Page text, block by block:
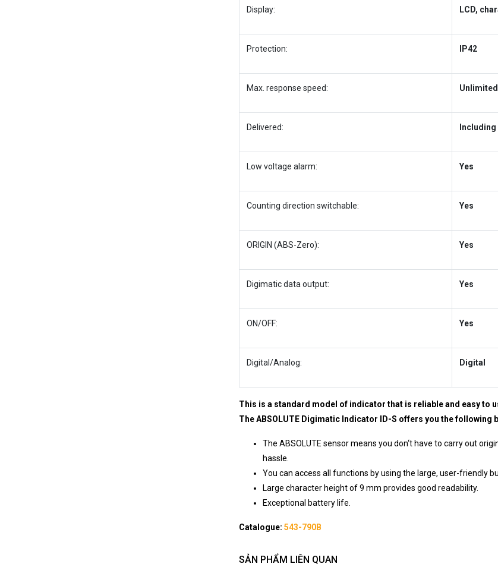
Display: LCD,
Protection: IP42
Max. response speed: Unlimited
Delivered: Including
Low voltage alarm: Yes
Counting direction switchable: Yes
ORIGIN (ABS-Zero): Yes
Digimatic data output: Yes
ON/OFF: Yes
Digital/Analog: Digital
This is a standard model of indicator that is reliable and easy to
The ABSOLUTE Digimatic Indicator ID-S offers you the following
The ABSOLUTE sensor means you don‘t have to carry out
hassle.
You can access all functions by using the large, user-friendly
Large character height of 9 mm provides good readability.
Exceptional battery life.
Catalogue: 543-790B
SẢN PHẨM LIÊN QUAN